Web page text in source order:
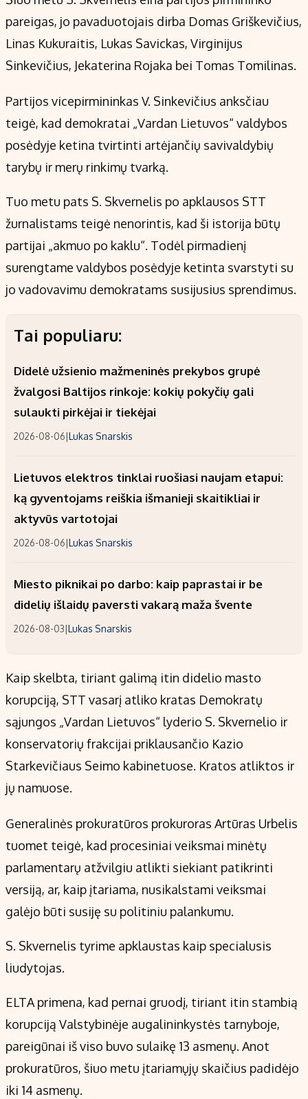
pareigas, jo pavaduotojais dirba Domas Griškevičius,
Linas Kukuraitis, Lukas Savickas, Virginijus
Sinkevičius, Jekaterina Rojaka bei Tomas Tomilinas.
Partijos vicepirmininkas V. Sinkevičius anksčiau
teigė, kad demokratai „Vardan Lietuvos“ valdybos
posėdyje ketina tvirtinti artėjančių savivaldybių
tarybų ir merų rinkimų tvarką.
Tuo metu pats S. Skvernelis po apklausos STT
žurnalistams teigė nenorintis, kad ši istorija būtų
partijai „akmuo po kaklu“. Todėl pirmadienį
surengtame valdybos posėdyje ketinta svarstyti su
jo vadovavimu demokratams susijusius sprendimus.
Tai populiaru:
Didelė užsienio mažmeninės prekybos grupė
žvalgosi Baltijos rinkoje: kokių pokyčių gali
sulaukti pirkėjai ir tiekėjai
2026-08-06|Lukas Snarskis
Lietuvos elektros tinklai ruošiasi naujam etapui:
ką gyventojams reiškia išmanieji skaitikliai ir
aktyvūs vartotojai
2026-08-06|Lukas Snarskis
Miesto piknikai po darbo: kaip paprastai ir be
didelių išlaidų paversti vakarą maža švente
2026-08-03|Lukas Snarskis
Kaip skelbta, tiriant galimą itin didelio masto
korupciją, STT vasarį atliko kratas Demokratų
sąjungos „Vardan Lietuvos“ lyderio S. Skvernelio ir
konservatorių frakcijai priklausančio Kazio
Starkevičiaus Seimo kabinetuose. Kratos atliktos ir
jų namuose.
Generalinės prokuratūros prokuroras Artūras Urbelis
tuomet teigė, kad procesiniai veiksmai minėtų
parlamentarų atžvilgiu atlikti siekiant patikrinti
versiją, ar, kaip įtariama, nusikalstami veiksmai
galėjo būti susiję su politiniu palankumu.
S. Skvernelis tyrime apklaustas kaip specialusis
liudytojas.
ELTA primena, kad pernai gruodį, tiriant itin stambią
korupciją Valstybinėje augalininkystės tarnyboje,
pareigūnai iš viso buvo sulaikę 13 asmenų. Anot
prokuratūros, šiuo metu įtariamųjų skaičius padidėjo
iki 14 asmenų.